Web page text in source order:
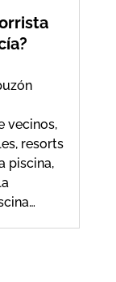
vecinos,
resorts
piscina,